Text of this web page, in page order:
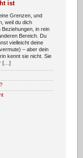
ist
Grenzen, und
weil du dich
in rein
Bereich. Du
vielleicht deine
– aber dein
kennt sie nicht. Sie
[…]